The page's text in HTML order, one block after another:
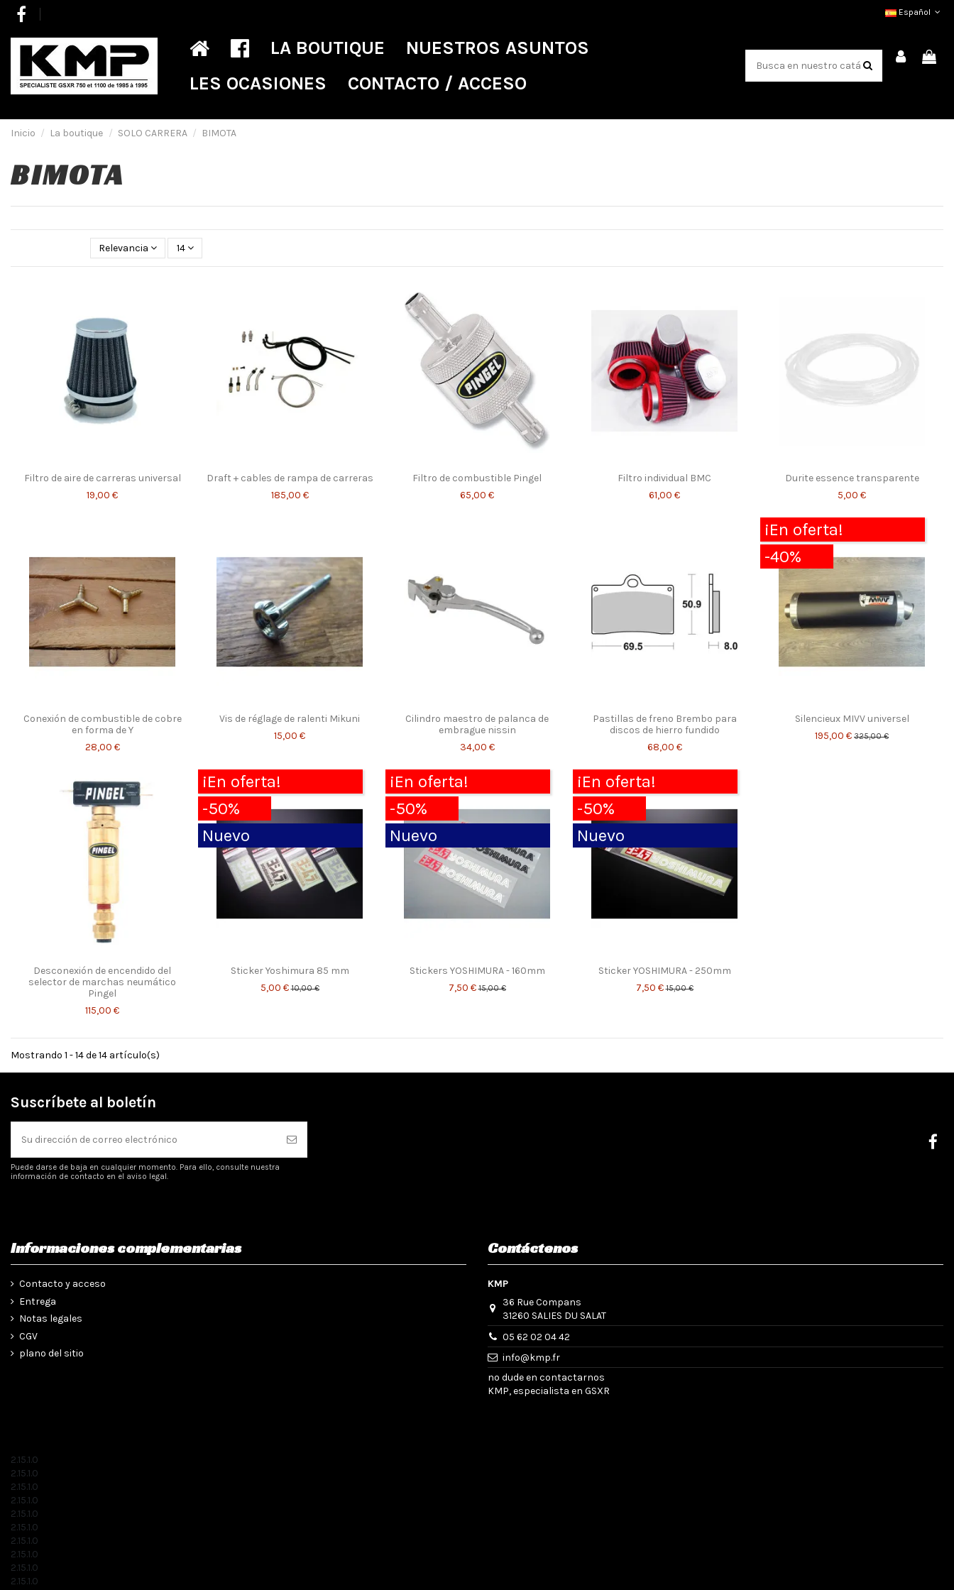
Español
LA BOUTIQUE
NUESTROS ASUNTOS
LES OCASIONES
CONTACTO / ACCESO
Inicio La boutique SOLO CARRERA BIMOTA
BIMOTA
Relevancia 14
Filtro de aire de carreras universal
19,00 €
Draft + cables de rampa de carreras
185,00 €
Filtro de combustible Pingel
65,00 €
Filtro individual BMC
61,00 €
Durite essence transparente
5,00 €
Conexión de combustible de cobre
en forma de Y
28,00 €
Vis de réglage de ralenti Mikuni
15,00 €
Cilindro maestro de palanca de
embrague nissin
34,00 €
Pastillas de freno Brembo para
discos de hierro fundido
68,00 €
¡En oferta!
-40%
Silencieux MIVV universel
195,00 € 325,00 €
Desconexión de encendido del
selector de marchas neumático
Pingel
115,00 €
¡En oferta!
-50%
Nuevo
Sticker Yoshimura 85 mm
5,00 €10,00 €
¡En oferta!
-50%
Nuevo
Stickers YOSHIMURA - 160mm
7,50 €15,00 €
¡En oferta!
-50%
Nuevo
Sticker YOSHIMURA - 250mm
7,50 €15,00 €
Mostrando 1 - 14 de 14 artículo(s)
Suscríbete al boletín
Puede darse de baja en cualquier momento. Para ello, consulte nuestra
información de contacto en el aviso legal.
Informaciones complementarias
Contacto y acceso
Entrega
Notas legales
CGV
plano del sitio
Contáctenos
KMP
36 Rue Compans
31260 SALIES DU SALAT
05 62 02 04 42
info@kmp.fr
no dude en contactarnos
KMP, especialista en GSXR
2.15.1.0
2.15.1.0
2.15.1.0
2.15.1.0
2.15.1.0
2.15.1.0
2.15.1.0
2.15.1.0
2.15.1.0
2.15.1.0